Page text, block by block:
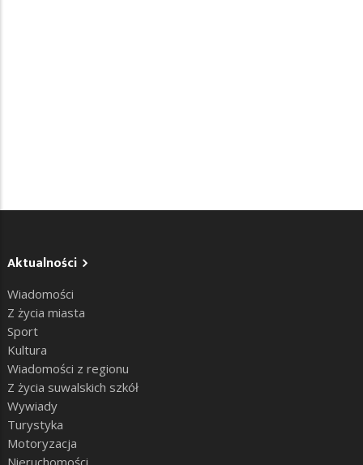
Aktualności
Wiadomości
Z życia miasta
Sport
Kultura
Wiadomości z regionu
Z życia suwalskich szkół
Wywiady
Turystyka
Motoryzacja
Nieruchomości